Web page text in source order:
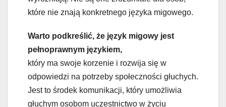
które nie znają konkretnego języka migowego.
Warto podkreślić, że język migowy jest
pełnoprawnym językiem,
który ma swoje korzenie i rozwija się w
odpowiedzi na potrzeby społeczności głuchych.
Jest to środek komunikacji, który umożliwia
głuchym osobom uczestnictwo w życiu